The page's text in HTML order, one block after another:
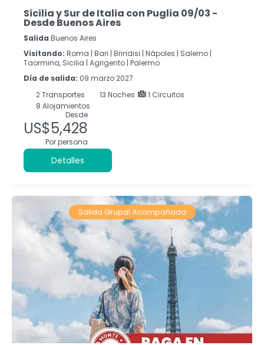
Sicilia y Sur de Italia con Puglia 09/03 -
Desde Buenos Aires
Salida Buenos Aires
Visitando: Roma | Bari | Brindisi | Nápoles | Salerno |
Taormina, Sicilia | Agrigento | Palermo
Día de salida: 09 marzo 2027
2Transportes 13 Noches
1 Circuitos
8 Alojamientos
Desde
US$5,428
Por persona
Detalles
Salida Grupal Acompañada